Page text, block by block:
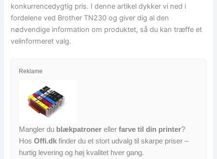
konkurrencedygtig pris. I denne artikel dykker vi ned i
fordelene ved Brother TN230 og giver dig al den
nødvendige information om produktet, så du kan træffe et
velinformeret valg.
Reklame
Mangler du blækpatroner ellerfarve til din printer?
HosOffi.dk finder du et stort udvalg til skarpe priser –
hurtig levering og høj kvalitet hver gang.